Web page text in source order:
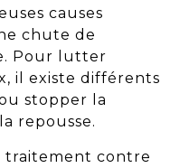
causes
chute de
Pour lutter
il existe différents
stopper la
repousse.
traitement contre